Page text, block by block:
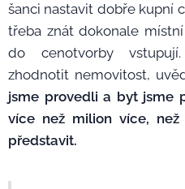
šanci nastavit dobře kupní
třeba znát dokonale
do cenotvorby
zhodnotit nemovitost,
jsme provedli a byt jsme
více než milion více,
představit.